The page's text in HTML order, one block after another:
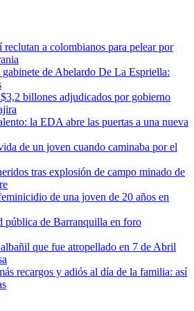
reclutan a colombianos para pelear por
de Abelardo De La Espriella:
billones adjudicados por gobierno
la EDA abre las puertas a una nueva
de un joven cuando caminaba por el
tras explosión de campo minado de
de una joven de 20 años en
pública de Barranquilla en foro
que fue atropellado en 7 de Abril
recargos y adiós al día de la familia: así